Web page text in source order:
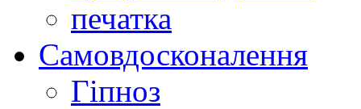
печатка
Самовдосконалення
Гіпноз